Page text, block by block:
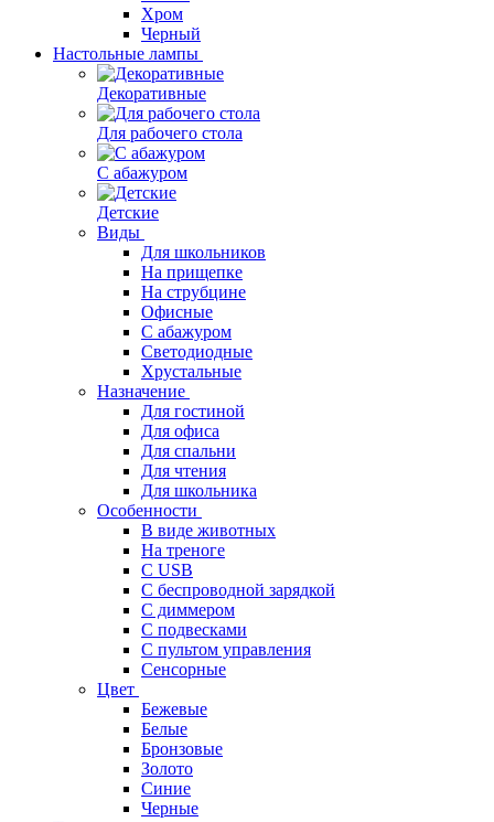
Хром
Черный
Настольные лампы
Декоративные
Для рабочего стола
С абажуром
Детские
Виды
Для школьников
На прищепке
На струбцине
Офисные
С абажуром
Светодиодные
Хрустальные
Назначение
Для гостиной
Для офиса
Для спальни
Для чтения
Для школьника
Особенности
В виде животных
На треноге
С USB
С беспроводной зарядкой
С диммером
С подвесками
С пультом управления
Сенсорные
Цвет
Бежевые
Белые
Бронзовые
Золото
Синие
Черные